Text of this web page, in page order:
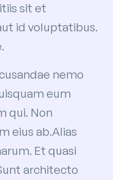
sit et
id voluptatibus.
nemo
eum
qui. Non
eius ab.Alias
Et quasi
architecto